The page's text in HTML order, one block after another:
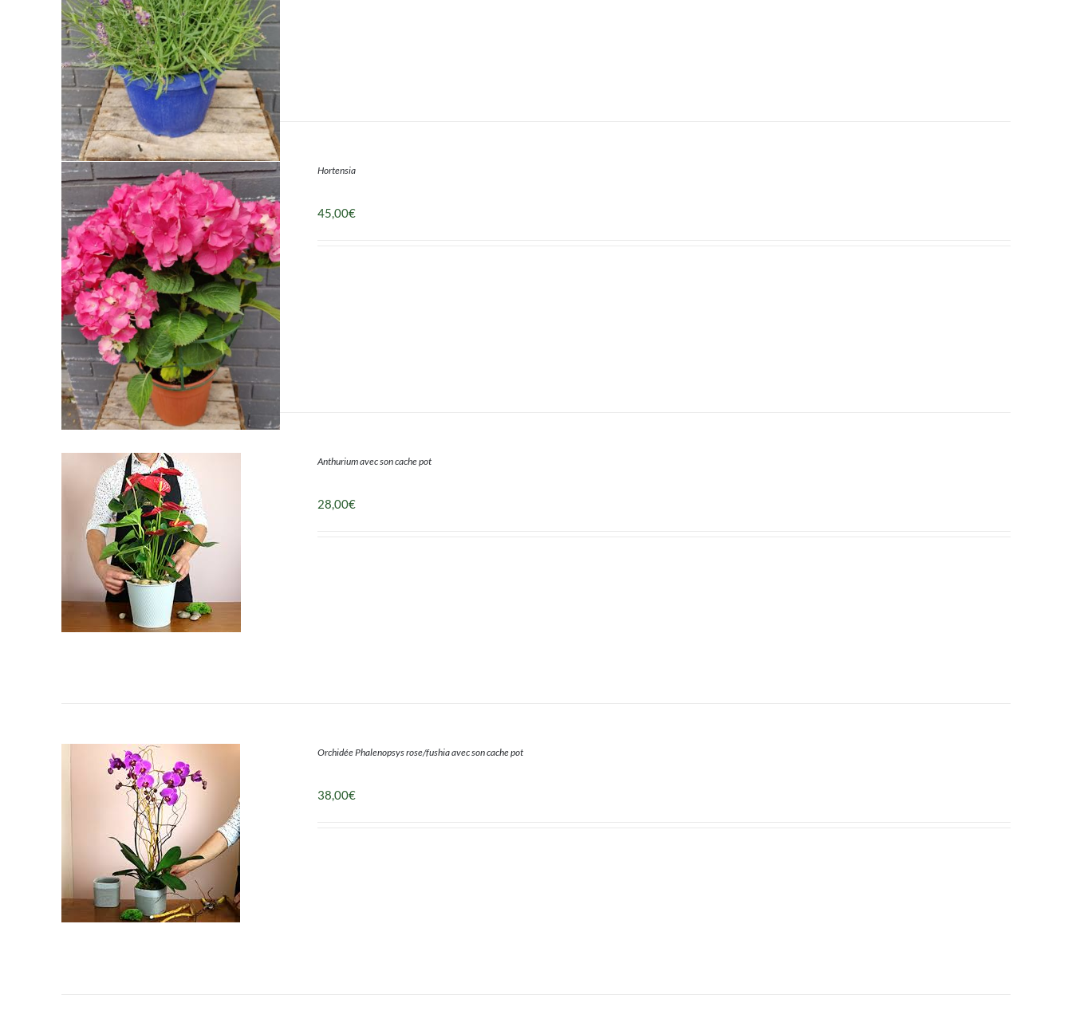
DÉTAILS
DÉTAILS
DÉTAILS
Hortensia
45,00€
Anthurium avec son cache pot
28,00€
Orchidée Phalenopsys rose/fushia avec son cache pot
38,00€